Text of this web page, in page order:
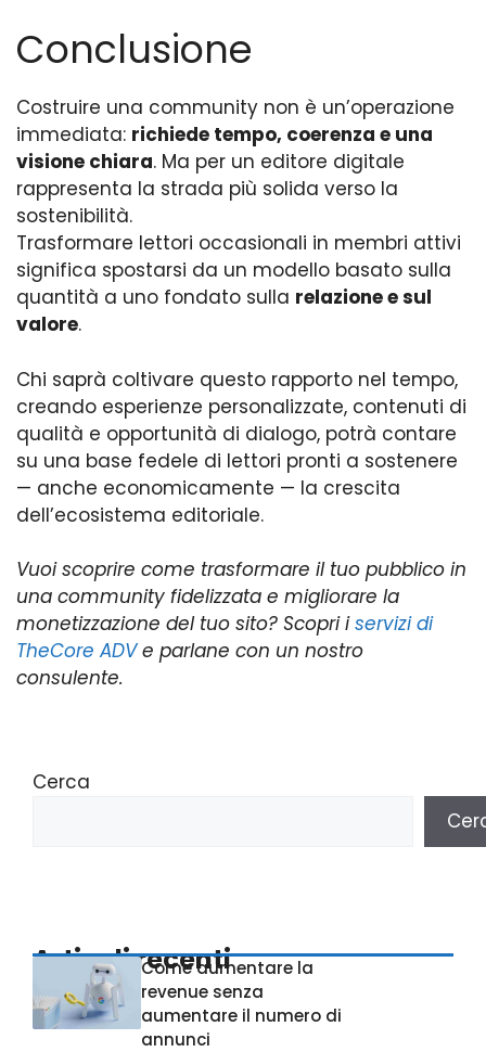
Conclusione
Costruire una community non è un’operazione
immediata: richiede tempo, coerenza e una
visione chiara. Ma per un editore digitale
rappresenta la strada più solida verso la
sostenibilità.
Trasformare lettori occasionali in membri attivi
significa spostarsi da un modello basato sulla
quantità a uno fondato sulla relazione e sul
valore.
Chi saprà coltivare questo rapporto nel tempo,
creando esperienze personalizzate, contenuti di
qualità e opportunità di dialogo, potrà contare
su una base fedele di lettori pronti a sostenere
— anche economicamente — la crescita
dell’ecosistema editoriale.
Vuoi scoprire come trasformare il tuo pubblico in
una community fidelizzata e migliorare la
monetizzazione del tuo sito? Scopri iservizi di
TheCore ADVe parlane con un nostro
consulente.
Cerca
Articoli recenti
Come aumentare la
revenue senza
aumentare il numero di
annunci